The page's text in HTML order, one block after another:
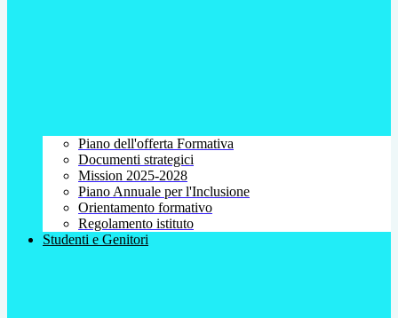
Piano dell'offerta Formativa
Documenti strategici
Mission 2025-2028
Piano Annuale per l'Inclusione
Orientamento formativo
Regolamento istituto
Studenti e Genitori